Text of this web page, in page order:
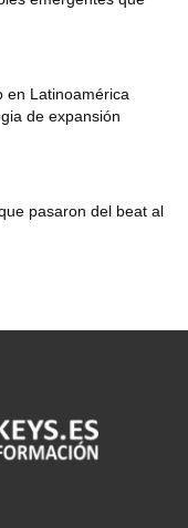
en Latinoamérica
de expansión
pasaron del beat al